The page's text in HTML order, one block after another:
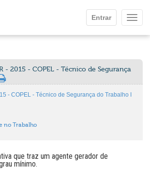
Entrar
- 2015 - COPEL - Técnico de Segurança
- COPEL - Técnico de Segurança do Trabalho I
no Trabalho
que traz um agente gerador de
mínimo.